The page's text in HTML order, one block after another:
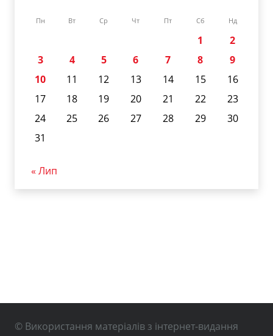
Пн Вт Ср Чт Пт Сб Нд
1
2
3
4 5 6 7 8
9
10
11 12 13 14 15
16
17
18 19 20 21 22
23
24
25 26 27 28 29
30
31
« Лип
© Використання матеріалів з інтернет-видання